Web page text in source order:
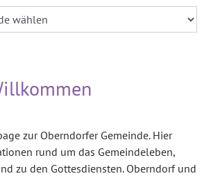
zur Oberndorfer Gemeinde. Hier
rund um das Gemeindeleben,
zu den Gottesdiensten. Oberndorf und